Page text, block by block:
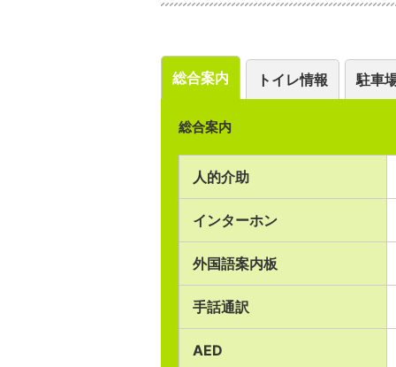
総合案内 トイレ情報 駐車
総合案内
人的介助
インターホン
外国語案内板
手話通訳
AED